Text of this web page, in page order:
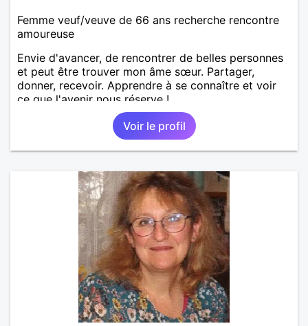
Femme veuf/veuve de 66 ans recherche rencontre
amoureuse
Envie d'avancer, de rencontrer de belles personnes
et peut être trouver mon âme sœur. Partager,
donner, recevoir. Apprendre à se connaître et voir
ce que l'avenir nous réserve !
Voir le profil